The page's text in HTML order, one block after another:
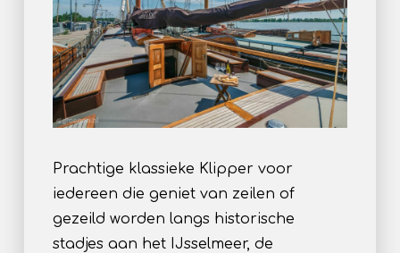
Prachtige klassieke Klipper voor
iedereen die geniet van zeilen of
gezeild worden langs historische
stadjes aan het IJsselmeer, de